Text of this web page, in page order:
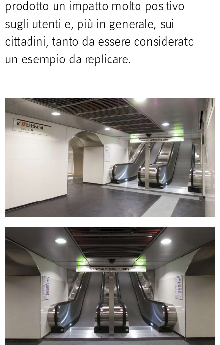
prodotto un impatto molto positivo
sugli utenti e, più in generale, sui
cittadini, tanto da essere considerato
un esempio da replicare.